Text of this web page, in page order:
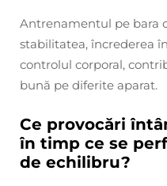
Antrenamentul pe bara
stabilitatea, încrederea
controlul corporal,
bună pe diferite aparat.
Ce provocări
în timp ce se
de echilibru?